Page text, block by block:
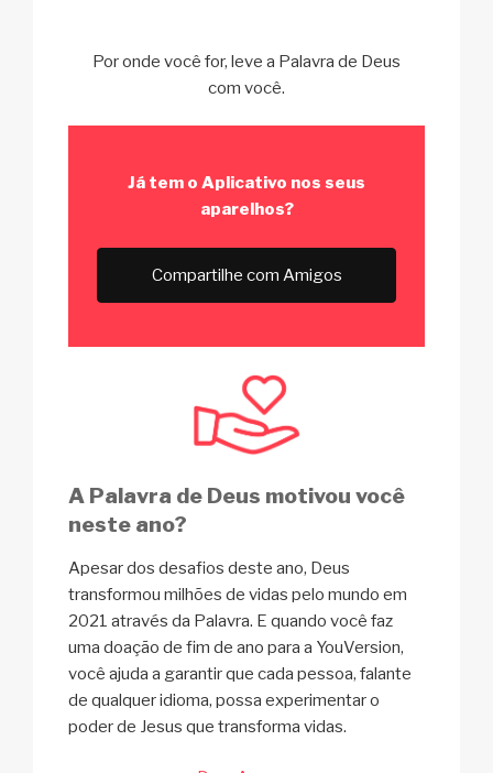
Por onde você for, leve a Palavra de Deus
com você.
Já tem o Aplicativo nos seus
aparelhos?
Compartilhe com Amigos
A Palavra de Deus motivou você
neste ano?
Apesar dos desafios deste ano, Deus
transformou milhões de vidas pelo mundo em
2021 através da Palavra. E quando você faz
uma doação de fim de ano para a YouVersion,
você ajuda a garantir que cada pessoa, falante
de qualquer idioma, possa experimentar o
poder de Jesus que transforma vidas.